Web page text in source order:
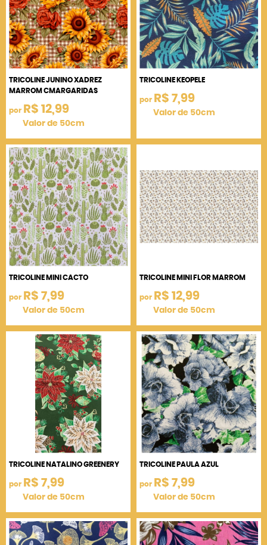
TRICOLINE JUNINO XADREZ
MARROM CMARGARIDAS
por R$ 12,99
Valor de 50cm
TRICOLINE KEOPELE
por R$ 7,99
Valor de 50cm
TRICOLINE MINI CACTO
por R$ 7,99
Valor de 50cm
TRICOLINE MINI FLOR MARROM
por R$ 12,99
Valor de 50cm
TRICOLINE NATALINO GREENERY
por R$ 7,99
Valor de 50cm
TRICOLINE PAULA AZUL
por R$ 7,99
Valor de 50cm